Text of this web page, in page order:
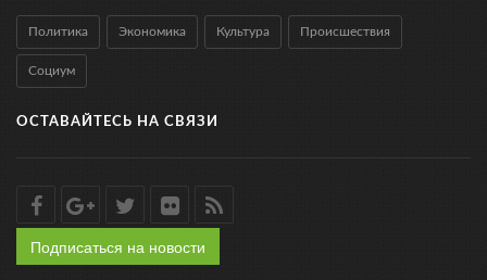
Политика Экономика Культура Происшествия
Социум
ОСТАВАЙТЕСЬ НА СВЯЗИ
Подписаться на новости